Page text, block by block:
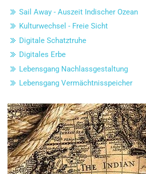
Sail Away - Auszeit Indischer Ozean
Kulturwechsel - Freie Sicht
Digitale Schatztruhe
Digitales Erbe
Lebensgang Nachlassgestaltung
Lebensgang Vermächtnisspeicher